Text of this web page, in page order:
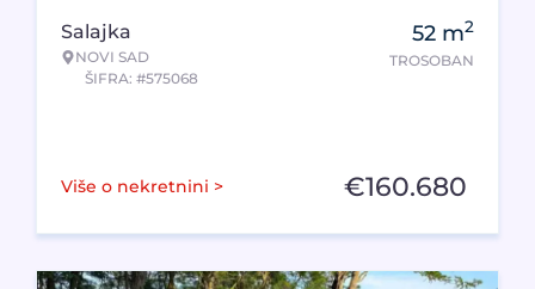
Salajka
NOVI SAD
ŠIFRA: #575068
52 m2
TROSOBAN
Više o nekretnini > €160.680